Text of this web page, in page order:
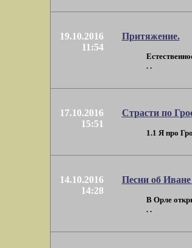
19.10.2016
11:54
Притяжение.
. .
17.10.2016
15:51
Страсти по
1.1 Я про
14.10.2016
14:28
Песни об
В Орле
. .